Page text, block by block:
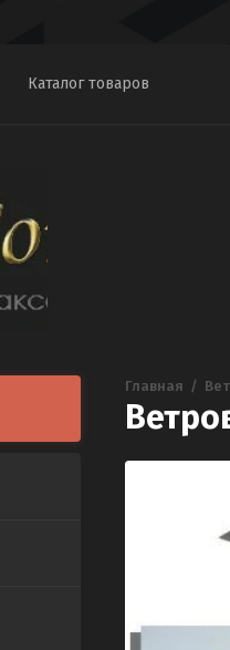
Каталог товаров
Главная
  /